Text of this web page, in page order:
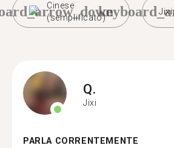
Cinese
(semplificato)
Jixi
Q.
Jixi
PARLA CORRENTEMENTE